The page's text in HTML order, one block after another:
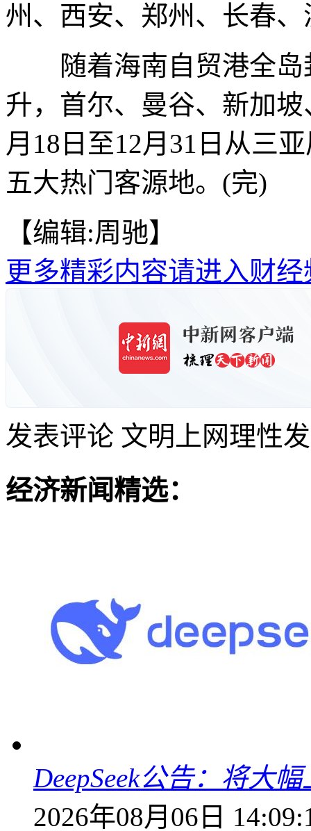
州、西安、郑州、长春、
随着海南自贸港全岛
升，首尔、曼谷、新加
月18日至12月31日从三
五大热门客源地。(完)
【编辑:周驰】
更多精彩内容请进入财经
发表评论 文明上网理性
经济新闻精选：
DeepSeek公告：将大
2026年08月06日